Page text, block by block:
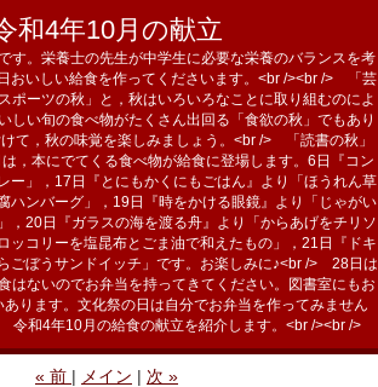
和4年10月の献立
す。栄養士の先生が中学生に必要な栄養のバランスを考
おいしい給食を作ってくださいます。<br /><br /> 「芸
ポーツの秋」と，秋はいろいろなことに取り組むのによ
しい旬の食べ物がたくさん出回る「食欲の秋」でもあり
て，秋の味覚を楽しみましょう。<br /> 「読書の秋」
，本にでてくる食べ物が給食に登場します。6日『コン
ー」，17日『とにもかくにもごはん』より「ほうれん草
ハンバーグ」，19日『時をかける眼鏡』より「じゃがい
，20日『ガラスの海を渡る舟』より「からあげをチリソ
ッコリーを塩昆布とごま油で和えたもの」，21日『ドキ
ごぼうサンドイッチ」です。お楽しみに♪<br /> 28日は
はないのでお弁当を持ってきてください。図書室にもお
ります。文化祭の日は自分でお弁当を作ってみません
和4年10月の給食の献立を紹介します。<br /><br />
« 前 メイン 次 »